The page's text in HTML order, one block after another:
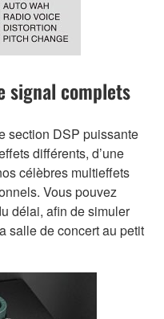
signal complets
section DSP puissante
différents, d’une
célèbres multieffets
Vous pouvez
délai, afin de simuler
salle de concert au petit